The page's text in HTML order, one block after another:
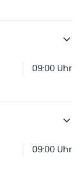
09:00 Uhr
09:00 Uhr